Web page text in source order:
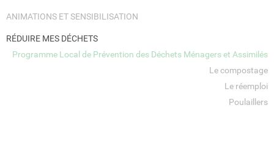
ANIMATIONS ET SENSIBILISATION
RÉDUIRE MES DÉCHETS
Programme Local de Prévention des Déchets Ménagers et Assimilés
Le compostage
Le réemploi
Poulaillers